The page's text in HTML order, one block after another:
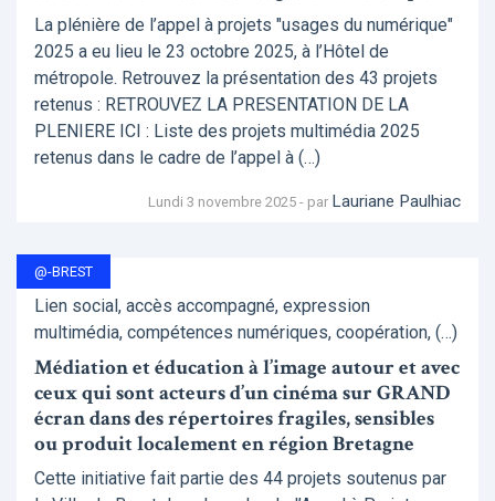
La plénière de l’appel à projets "usages du numérique"
2025 a eu lieu le 23 octobre 2025, à l’Hôtel de
métropole. Retrouvez la présentation des 43 projets
retenus : RETROUVEZ LA PRESENTATION DE LA
PLENIERE ICI : Liste des projets multimédia 2025
retenus dans le cadre de l’appel à (…)
Lundi 3 novembre 2025 - par Lauriane Paulhiac
@-BREST
Lien social, accès accompagné, expression
multimédia, compétences numériques, coopération, (…)
Médiation et éducation à l’image autour et avec
ceux qui sont acteurs d’un cinéma sur GRAND
écran dans des répertoires fragiles, sensibles
ou produit localement en région Bretagne
Cette initiative fait partie des 44 projets soutenus par